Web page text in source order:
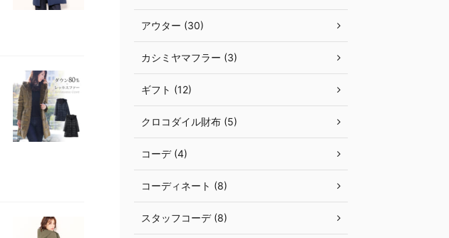
アウター (30)
カシミヤマフラー (3)
ギフト (12)
クロコダイル財布 (5)
コーデ (4)
コーディネート (8)
スタッフコーデ (8)